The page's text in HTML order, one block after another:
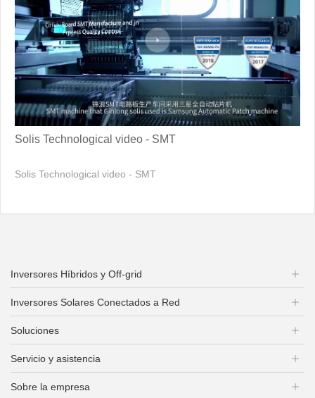
Solis Technological video - SMT
Solis Technological video - SMT
Inversores Híbridos y Off-grid
Inversores Solares Conectados a Red
Soluciones
Servicio y asistencia
Sobre la empresa